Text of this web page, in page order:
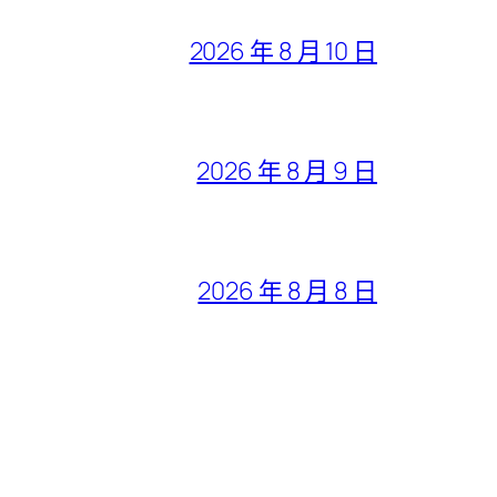
2026 年 8 月 10 日
2026 年 8 月 9 日
2026 年 8 月 8 日